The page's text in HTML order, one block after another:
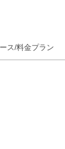
ス/料金プラン